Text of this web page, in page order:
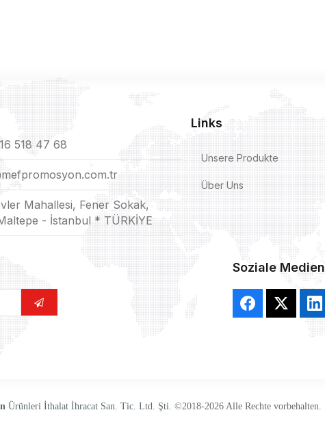
518 47 68
Mahallesi, Fener Sokak,
- İstanbul * TÜRKİYE
Links
Unsere Produkte
Über Uns
Soziale Medien
Ürünleri İthalat İhracat San. Tic. Ltd. Şti. ©2018-2026 Alle Rechte vorbehalten.